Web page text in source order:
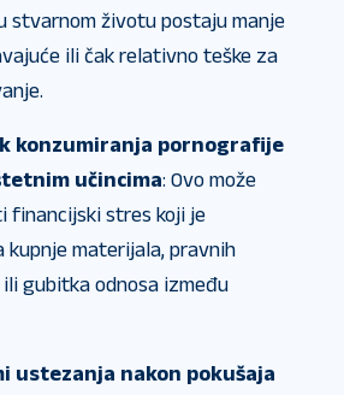
stvarnom životu postaju manje
ili čak relativno teške za
konzumiranja pornografije
učincima: Ovo može
​​financijski stres koji je
kupnje materijala, pravnih
gubitka odnosa između
ustezanja nakon pokušaja